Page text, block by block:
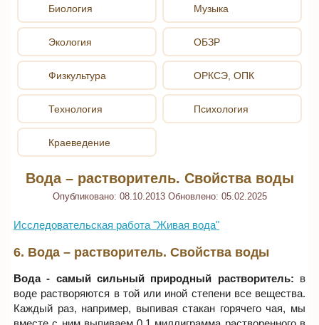
Биология
Экология
Музыка
ОБЗР
Физкультура
Технология
Краеведение
ОРКСЭ, ОПК
Психология
Вода – растворитель. Свойства воды
Опубликовано: 08.10.2013 Обновлено: 05.02.2025
Исследовательская работа "Живая вода"
6. Вода – растворитель. Свойства воды
Вода - самый сильный природный растворитель: в
воде растворяются в той или иной степени все вещества.
Каждый раз, например, выпивая стакан горячего чая, мы